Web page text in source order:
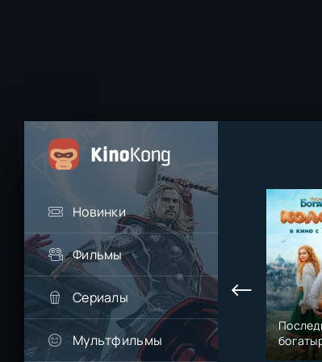
Новинки
Фильмы
Сериалы
Мультфильмы